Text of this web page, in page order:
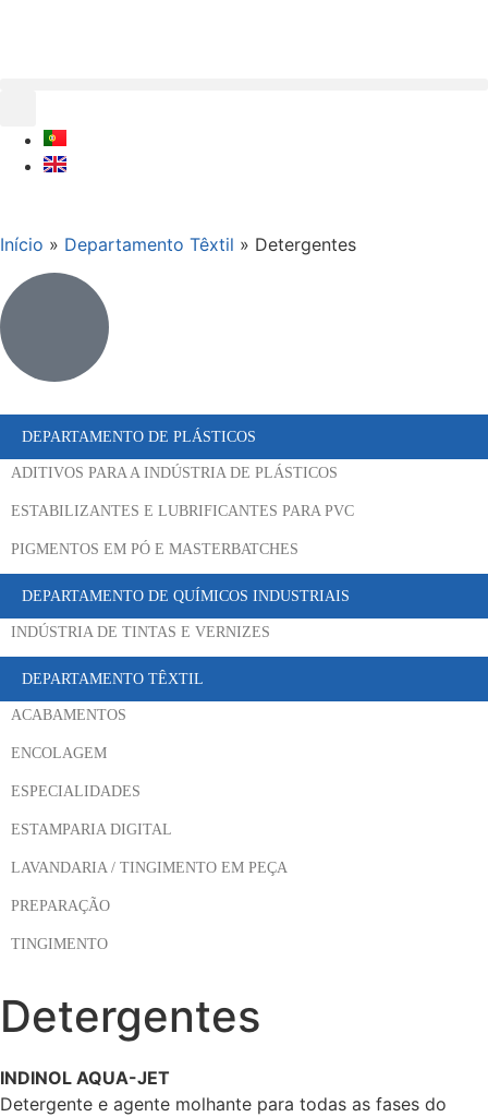
Início » Departamento Têxtil » Detergentes
DEPARTAMENTO DE PLÁSTICOS
ADITIVOS PARA A INDÚSTRIA DE PLÁSTICOS
ESTABILIZANTES E LUBRIFICANTES PARA PVC
PIGMENTOS EM PÓ E MASTERBATCHES
DEPARTAMENTO DE QUÍMICOS INDUSTRIAIS
INDÚSTRIA DE TINTAS E VERNIZES
DEPARTAMENTO TÊXTIL
ACABAMENTOS
ENCOLAGEM
ESPECIALIDADES
ESTAMPARIA DIGITAL
LAVANDARIA / TINGIMENTO EM PEÇA
PREPARAÇÃO
TINGIMENTO
Detergentes
INDINOL AQUA-JET
Detergente e agente molhante para todas as fases do